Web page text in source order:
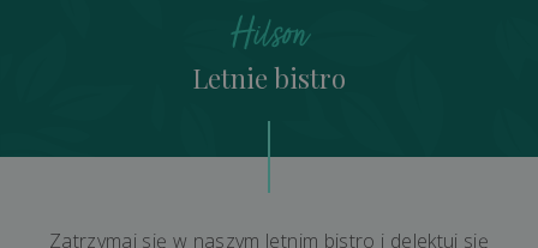
Hilson
Letnie bistro
Zatrzymaj się w naszym letnim bistro i delektuj się